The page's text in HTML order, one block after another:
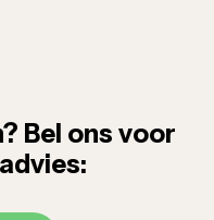
Bel ons voor